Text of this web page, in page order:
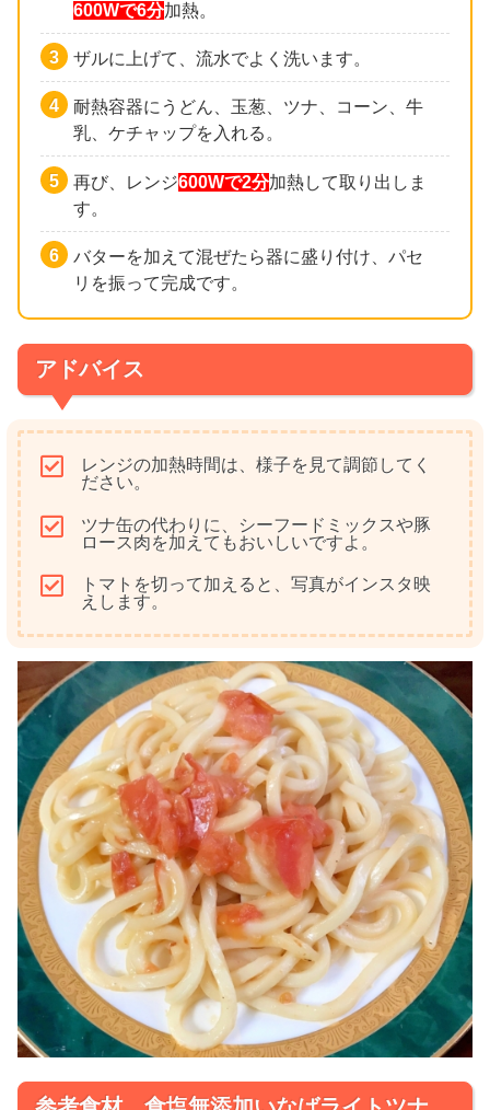
600Wで6分加熱。
ザルに上げて、流水でよく洗います。
耐熱容器にうどん、玉葱、ツナ、コーン、牛
乳、ケチャップを入れる。
再び、レンジ600Wで2分加熱して取り出しま
す。
バターを加えて混ぜたら器に盛り付け、パセ
リを振って完成です。
アドバイス
レンジの加熱時間は、様子を見て調節してく
ださい。
ツナ缶の代わりに、シーフードミックスや豚
ロース肉を加えてもおいしいですよ。
トマトを切って加えると、写真がインスタ映
えします。